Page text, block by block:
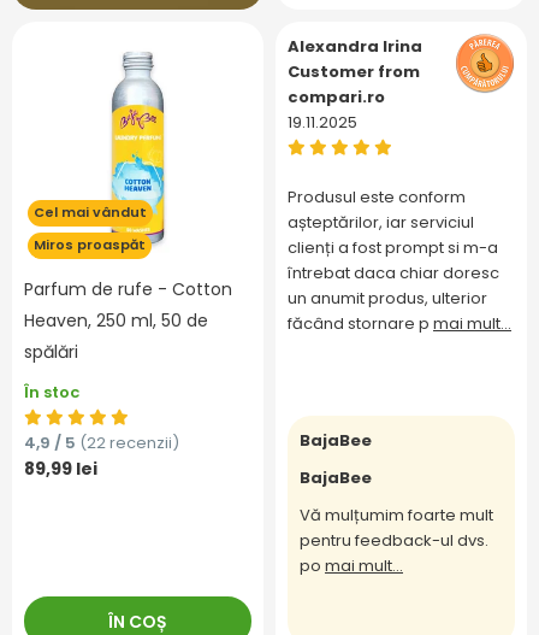
Cel mai vândut
Miros proaspăt
Parfum de rufe - Cotton
Heaven, 250 ml, 50 de
spălări
În stoc
4,9 / 5 (22 recenzii)
89,99 lei
ÎN COȘ
Alexandra Irina
Customer from
compari.ro
19.11.2025
Produsul este conform
așteptărilor, iar serviciul
clienți a fost prompt si m-a
întrebat daca chiar doresc
un anumit produs, ulterior
făcând stornare p mai mult...
BajaBee
BajaBee
Vă mulțumim foarte mult
pentru feedback-ul dvs.
po mai mult...